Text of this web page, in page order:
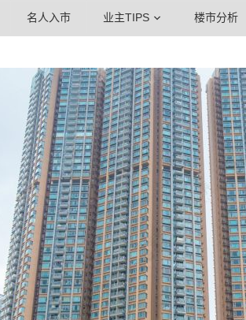
名人入市 业主TIPS 楼市分析